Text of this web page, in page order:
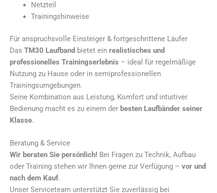
Netzteil
Trainingshinweise
Für anspruchsvolle Einsteiger & fortgeschrittene Läufer
Das TM30 Laufband bietet ein realistisches und
professionelles Trainingserlebnis – ideal für regelmäßige
Nutzung zu Hause oder in semiprofessionellen
Trainingsumgebungen.
Seine Kombination aus Leistung, Komfort und intuitiver
Bedienung macht es zu einem der besten Laufbänder seiner
Klasse.
Beratung & Service
Wir beraten Sie persönlich! Bei Fragen zu Technik, Aufbau
oder Training stehen wir Ihnen gerne zur Verfügung – vor und
nach dem Kauf.
Unser Serviceteam unterstützt Sie zuverlässig bei